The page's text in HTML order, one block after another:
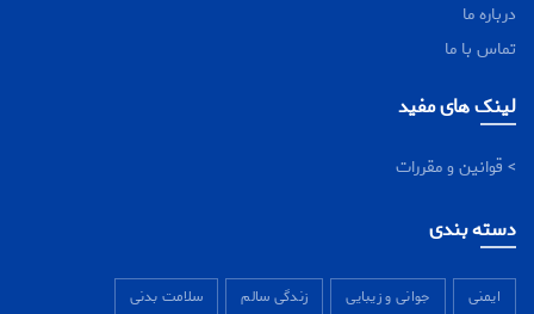
درباره ما
تماس با ما
لینک های مفید
> قوانین و مقررات
دسته بندی
ایمنی جوانی و زیبایی زندگی سالم سلامت بدنی